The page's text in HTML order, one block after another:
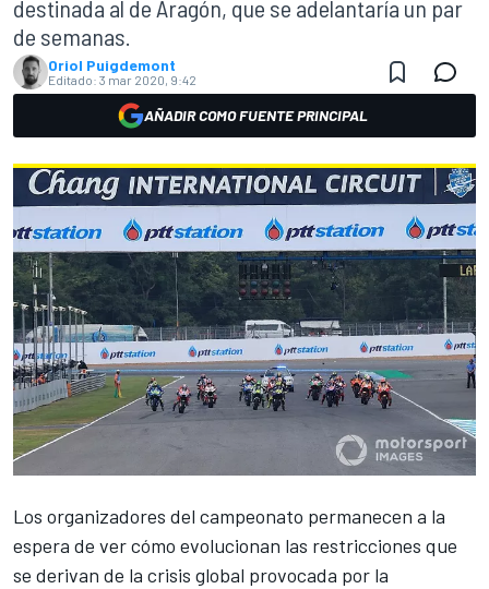
destinada al de Aragón, que se adelantaría un par
de semanas.
Oriol Puigdemont
Editado: 3 mar 2020, 9:42
AÑADIR COMO FUENTE PRINCIPAL
Los organizadores del campeonato permanecen a la
espera de ver cómo evolucionan las restricciones que
se derivan de la crisis global provocada por la